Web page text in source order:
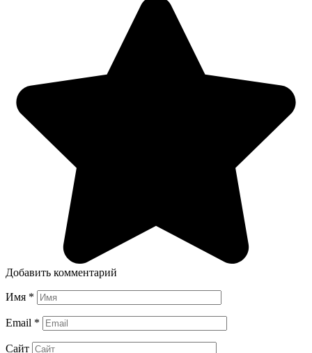
Добавить комментарий
Имя *
Email *
Сайт